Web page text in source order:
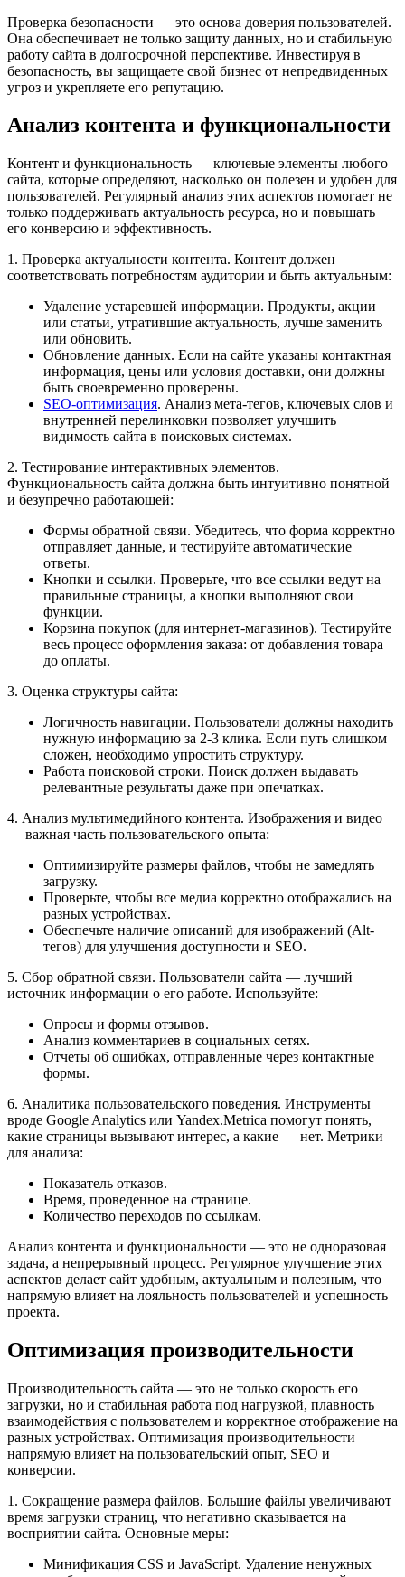
Проверка безопасности — это основа доверия пользователей.
Она обеспечивает не только защиту данных, но и стабильную
работу сайта в долгосрочной перспективе. Инвестируя в
безопасность, вы защищаете свой бизнес от непредвиденных
угроз и укрепляете его репутацию.
Анализ контента и функциональности
Контент и функциональность — ключевые элементы любого
сайта, которые определяют, насколько он полезен и удобен для
пользователей. Регулярный анализ этих аспектов помогает не
только поддерживать актуальность ресурса, но и повышать
его конверсию и эффективность.
1. Проверка актуальности контента. Контент должен
соответствовать потребностям аудитории и быть актуальным:
Удаление устаревшей информации. Продукты, акции
или статьи, утратившие актуальность, лучше заменить
или обновить.
Обновление данных. Если на сайте указаны контактная
информация, цены или условия доставки, они должны
быть своевременно проверены.
SEO-оптимизация. Анализ мета-тегов, ключевых слов и
внутренней перелинковки позволяет улучшить
видимость сайта в поисковых системах.
2. Тестирование интерактивных элементов.
Функциональность сайта должна быть интуитивно понятной
и безупречно работающей:
Формы обратной связи. Убедитесь, что форма корректно
отправляет данные, и тестируйте автоматические
ответы.
Кнопки и ссылки. Проверьте, что все ссылки ведут на
правильные страницы, а кнопки выполняют свои
функции.
Корзина покупок (для интернет-магазинов). Тестируйте
весь процесс оформления заказа: от добавления товара
до оплаты.
3. Оценка структуры сайта:
Логичность навигации. Пользователи должны находить
нужную информацию за 2-3 клика. Если путь слишком
сложен, необходимо упростить структуру.
Работа поисковой строки. Поиск должен выдавать
релевантные результаты даже при опечатках.
4. Анализ мультимедийного контента. Изображения и видео
— важная часть пользовательского опыта:
Оптимизируйте размеры файлов, чтобы не замедлять
загрузку.
Проверьте, чтобы все медиа корректно отображались на
разных устройствах.
Обеспечьте наличие описаний для изображений (Alt-
тегов) для улучшения доступности и SEO.
5. Сбор обратной связи. Пользователи сайта — лучший
источник информации о его работе. Используйте:
Опросы и формы отзывов.
Анализ комментариев в социальных сетях.
Отчеты об ошибках, отправленные через контактные
формы.
6. Аналитика пользовательского поведения. Инструменты
вроде Google Analytics или Yandex.Metrica помогут понять,
какие страницы вызывают интерес, а какие — нет. Метрики
для анализа:
Показатель отказов.
Время, проведенное на странице.
Количество переходов по ссылкам.
Анализ контента и функциональности — это не одноразовая
задача, а непрерывный процесс. Регулярное улучшение этих
аспектов делает сайт удобным, актуальным и полезным, что
напрямую влияет на лояльность пользователей и успешность
проекта.
Оптимизация производительности
Производительность сайта — это не только скорость его
загрузки, но и стабильная работа под нагрузкой, плавность
взаимодействия с пользователем и корректное отображение на
разных устройствах. Оптимизация производительности
напрямую влияет на пользовательский опыт, SEO и
конверсии.
1. Сокращение размера файлов. Большие файлы увеличивают
время загрузки страниц, что негативно сказывается на
восприятии сайта. Основные меры:
Минификация CSS и JavaScript. Удаление ненужных